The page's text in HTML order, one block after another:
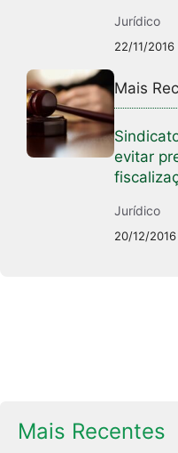
Jurídico
22/11/2016
Mais
evitar
Jurídico
20/12/2016
Mais Recentes